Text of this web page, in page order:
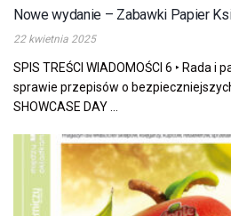
Nowe wydanie – Zabawki Papier
22 kwietnia 2025
SPIS TREŚCI WIADOMOŚCI 6 ‣ Rada i
sprawie przepisów o
SHOWCASE DAY ...